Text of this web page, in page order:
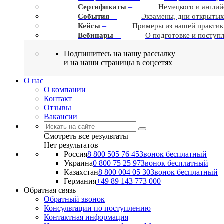
Сертификаты –
Немецкого и
События –
Экзамены, дни
Кейсы –
Примеры из нашей
Вебинары – О подготовке и
Подпишитесь на нашу рассылку
и на наши страницы в соцсетях
О нас
О компании
Контакт
Отзывы
Вакансии
Смотреть все результаты
Нет результатов
Россия8 800 505 76 45Звонок бесплатный
Украина0 800 75 25 97Звонок бесплатный
Казахстан8 800 004 05 30Звонок бесплатный
Германия+49 89 143 773 000
Обратная связь
Обратный звонок
Консультации по поступлению
Контактная информация